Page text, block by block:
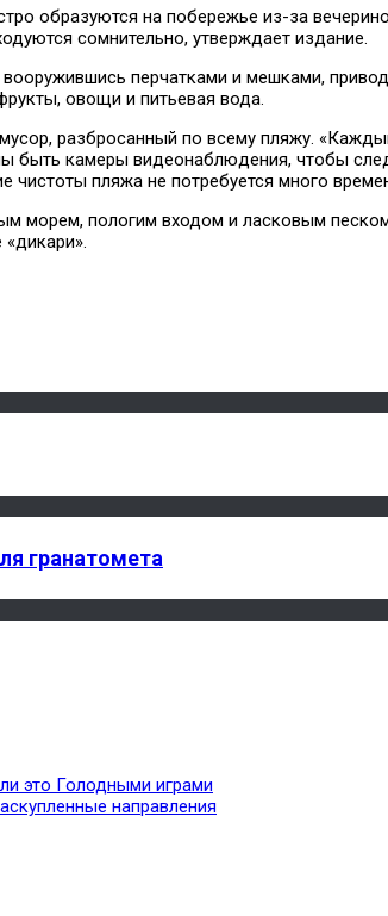
образуются на побережье из-за
сомнительно, утверждает издание.
перчатками и мешками,
овощи и питьевая вода.
разбросанный по всему пляжу.
камеры видеонаблюдения, чтобы
пляжа не потребуется много
морем, пологим входом и ласковым
гранатомета
это Голодными играми
направления